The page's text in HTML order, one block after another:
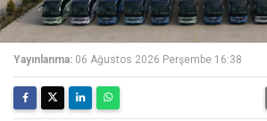
Yayınlanma: 06 Ağustos 2026 Perşembe 16:38